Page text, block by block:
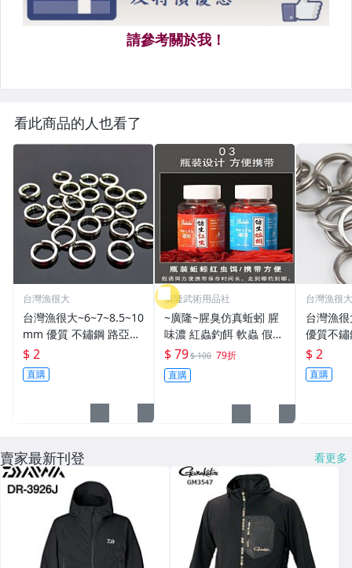
看此商品的人也看了
台灣漁很大
台灣漁很大~6~7~8.5~10
mm 優質 不鏽鋼 路亞環
S型開口 扁平 打扁 打平
$ 2
直購
廣隆武術用品社
~廣隆~腥臭仿真蚯蚓 腥
味濃 紅蟲釣餌 軟蟲 假蚯
蚓 海魚餌 紅蟲 路亞餌
假餌 誘餌 仿生餌 擬餌
路亞軟餌
$ 79$ 100 79折
直購
台灣漁很大
台灣漁
優質不
平 打扁 打平
雙環 路亞
路亞環
$ 2
直購
賣家最新刊登 看更多